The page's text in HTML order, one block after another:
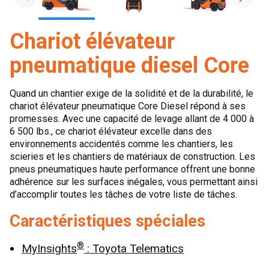
Chariot élévateur
pneumatique diesel Core
Quand un chantier exige de la solidité et de la durabilité, le
chariot élévateur pneumatique Core Diesel répond à ses
promesses. Avec une capacité de levage allant de 4 000 à
6 500 lbs., ce chariot élévateur excelle dans des
environnements accidentés comme les chantiers, les
scieries et les chantiers de matériaux de construction. Les
pneus pneumatiques haute performance offrent une bonne
adhérence sur les surfaces inégales, vous permettant ainsi
d’accomplir toutes les tâches de votre liste de tâches.
Caractéristiques spéciales
MyInsights® : Toyota Telematics